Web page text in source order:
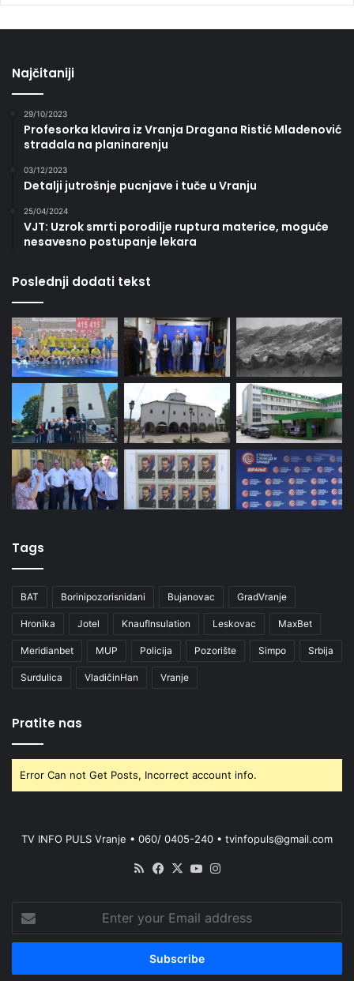
Najčitaniji
29/10/2023
Profesorka klavira iz Vranja Dragana Ristić Mladenović
stradala na planinarenju
03/12/2023
Detalji jutrošnje pucnjave i tuče u Vranju
25/04/2024
VJT: Uzrok smrti porodilje ruptura materice, moguće
nesavesno postupanje lekara
Poslednji dodati tekst
Tags
BAT Borinipozorisnidani Bujanovac GradVranje
Hronika Jotel KnaufInsulation Leskovac MaxBet
Meridianbet MUP Policija Pozorište Simpo Srbija
Surdulica VladičinHan Vranje
Pratite nas
Error Can not Get Posts, Incorrect account info.
TV INFO PULS Vranje • 060/ 0405-240 • tvinfopuls@gmail.com
RSS Facebook
X YouTube
your
Email